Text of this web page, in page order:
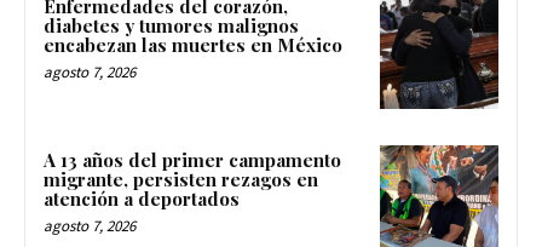
Enfermedades del corazón,
diabetes y tumores malignos
encabezan las muertes en México
agosto 7, 2026
A 13 años del primer campamento
migrante, persisten rezagos en
atención a deportados
agosto 7, 2026